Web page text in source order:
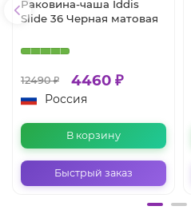
Раковина-чаша Iddis
Slide 36 Черная матовая
12490 ₽ 4460 ₽
Россия
В корзину
Быстрый заказ